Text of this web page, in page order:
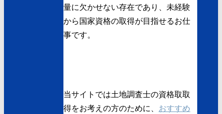
量に欠かせない存在であり、未経験
から国家資格の取得が目指せるお仕
事です。
当サイトでは土地調査士の資格取取
得をお考えの方のために、 おすすめ